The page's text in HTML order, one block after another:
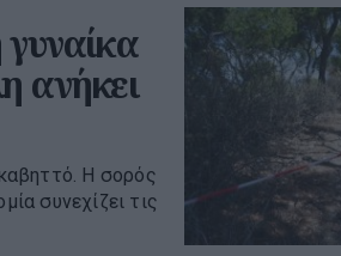
ανήκει
Η σορός
συνεχίζει τις